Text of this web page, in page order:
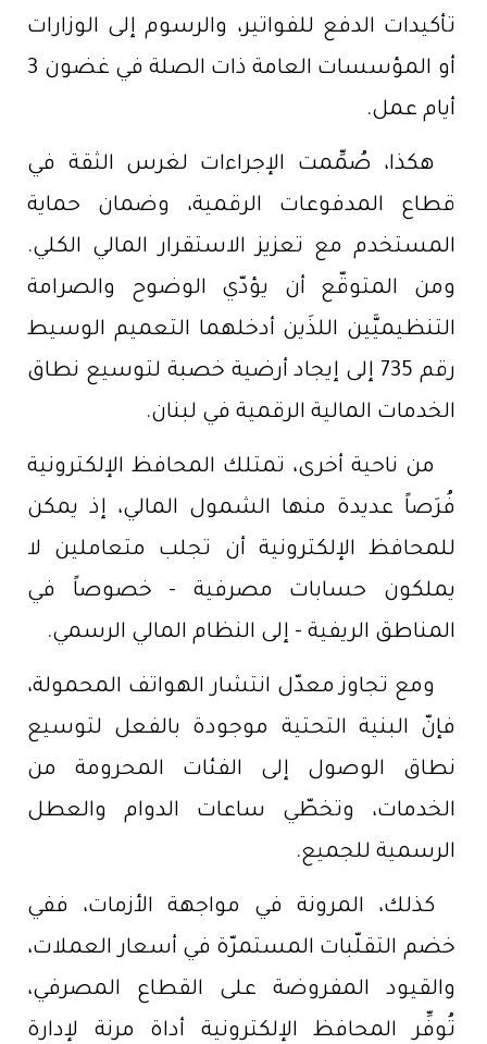
تأكيدات الدفع للفواتير، والرسوم إلى الوزارات
أو المؤسسات العامة ذات الصلة في غضون 3
أيام عمل.
هكذا، صُمِّمت الإجراءات لغرس الثقة في
قطاع المدفوعات الرقمية، وضمان حماية
المستخدم مع تعزيز الاستقرار المالي الكلي.
ومن المتوقّع أن يؤدّي الوضوح والصرامة
التنظيميَّين اللذَين أدخلهما التعميم الوسيط
رقم 735 إلى إيجاد أرضية خصبة لتوسيع نطاق
الخدمات المالية الرقمية في لبنان.
من ناحية أخرى، تمتلك المحافظ الإلكترونية
فُرَصاً عديدة منها الشمول المالي، إذ يمكن
للمحافظ الإلكترونية أن تجلب متعاملين لا
يملكون حسابات مصرفية - خصوصاً في
المناطق الريفية - إلى النظام المالي الرسمي.
ومع تجاوز معدّل انتشار الهواتف المحمولة،
فإنّ البنية التحتية موجودة بالفعل لتوسيع
نطاق الوصول إلى الفئات المحرومة من
الخدمات، وتخطّي ساعات الدوام والعطل
الرسمية للجميع.
كذلك، المرونة في مواجهة الأزمات، ففي
خضم التقلّبات المستمرّة في أسعار العملات،
والقيود المفروضة على القطاع المصرفي،
تُوفِّر المحافظ الإلكترونية أداة مرنة لإدارة